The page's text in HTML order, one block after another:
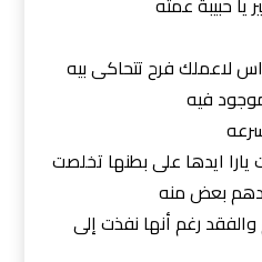
لاعملك فرح تتحاكى بيه
فيه
ايدها على بطنها تخلصت
بعض منه
رغم أنها نفذت إلى